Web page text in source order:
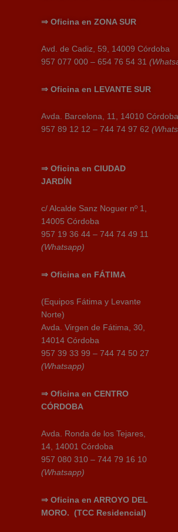
⇒ Oficina en ZONA SUR
Avd. de Cadiz, 59, 14009 Córdoba
957 077 000 – 654 76 54 31
⇒ Oficina en LEVANTE SUR
Avda. Barcelona, 11, 14010 Córdoba
957 89 12 12 – 744 74 97 62
⇒ Oficina en CIUDAD
JARDÍN
c/ Alcalde Sanz Noguer nº 1,
14005 Córdoba
957 19 36 44 – 744 74 49 11
(Whatsapp)
⇒ Oficina en FÁTIMA
(Equipos Fátima y Levante
Norte)
Avda. Virgen de Fátima, 30,
14014 Córdoba
957 39 33 99 – 744 74 50 27
(Whatsapp)
⇒ Oficina en CENTRO
CÓRDOBA
Avda. Ronda de los Tejares,
14, 14001 Córdoba
957 080 310 – 744 79 16 10
(Whatsapp)
⇒ Oficina en ARROYO DEL
MORO. (TCC Residencial)